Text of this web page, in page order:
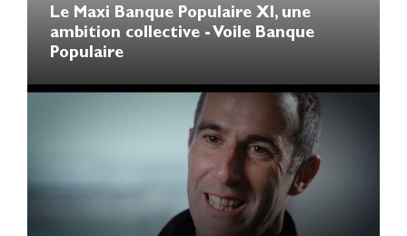
Le Maxi Banque Populaire XI, une
ambition collective - Voile Banque
Populaire